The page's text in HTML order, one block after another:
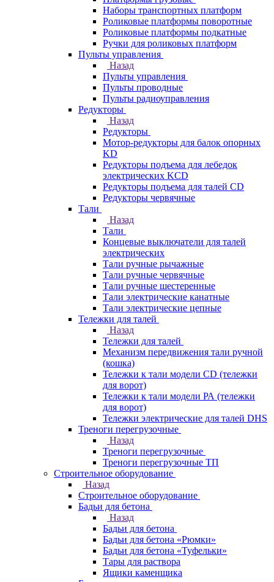
Наборы транспортных платформ
Роликовые платформы поворотные
Роликовые платформы подкатные
Ручки для роликовых платформ
Пульты управления
Назад
Пульты управления
Пульты проводные
Пульты радиоуправления
Редукторы
Назад
Редукторы
Мотор-редукторы для балок опорных
KD
Редукторы подъема для лебедок
электрических KCD
Редукторы подъема для талей CD
Редукторы червячные
Тали
Назад
Тали
Концевые выключатели для талей
электрических
Тали ручные рычажные
Тали ручные червячные
Тали ручные шестеренные
Тали электрические канатные
Тали электрические цепные
Тележки для талей
Назад
Тележки для талей
Механизм передвижения тали ручной
(кошка)
Тележки к тали модели CD (тележки
для ворот)
Тележки к тали модели РА (тележки
для ворот)
Тележки электрические для талей DHS
Треноги перегрузочные
Назад
Треноги перегрузочные
Треноги перегрузочные ТП
Строительное оборудование
Назад
Строительное оборудование
Бадьи для бетона
Назад
Бадьи для бетона
Бадьи для бетона «Рюмки»
Бадьи для бетона «Туфельки»
Тары для раствора
Ящики каменщика